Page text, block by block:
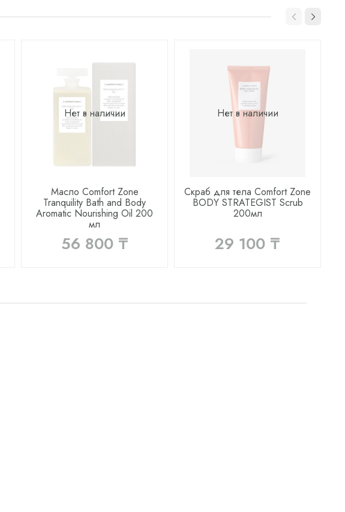
Нет в наличии
Масло Comfort Zone
Tranquility Bath and Body
Aromatic Nourishing Oil 200
мл
56 800 ₸
Нет в наличии
Скраб для тела Comfort Zone
BODY STRATEGIST Scrub
200мл
29 100 ₸